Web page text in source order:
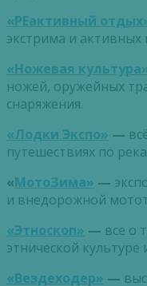
«РЕактивный
экстрима и
«Ножевая
ножей, оружейных
снаряжения.
«Лодки Экспо» —
путешествиях по
«МотоЗима» —
и внедорожной
«Этноскоп» — все о
этнической
«Вездеходер» —